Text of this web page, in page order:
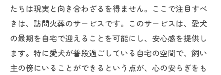
たちは現実と向き合わざるを得ません。ここで注目すべ
きは、訪問火葬のサービスです。このサービスは、愛犬
の最期を自宅で迎えることを可能にし、安心感を提供し
ます。特に愛犬が普段過ごしている自宅の空間で、飼い
主の傍にいることができるという点が、心の安らぎをも